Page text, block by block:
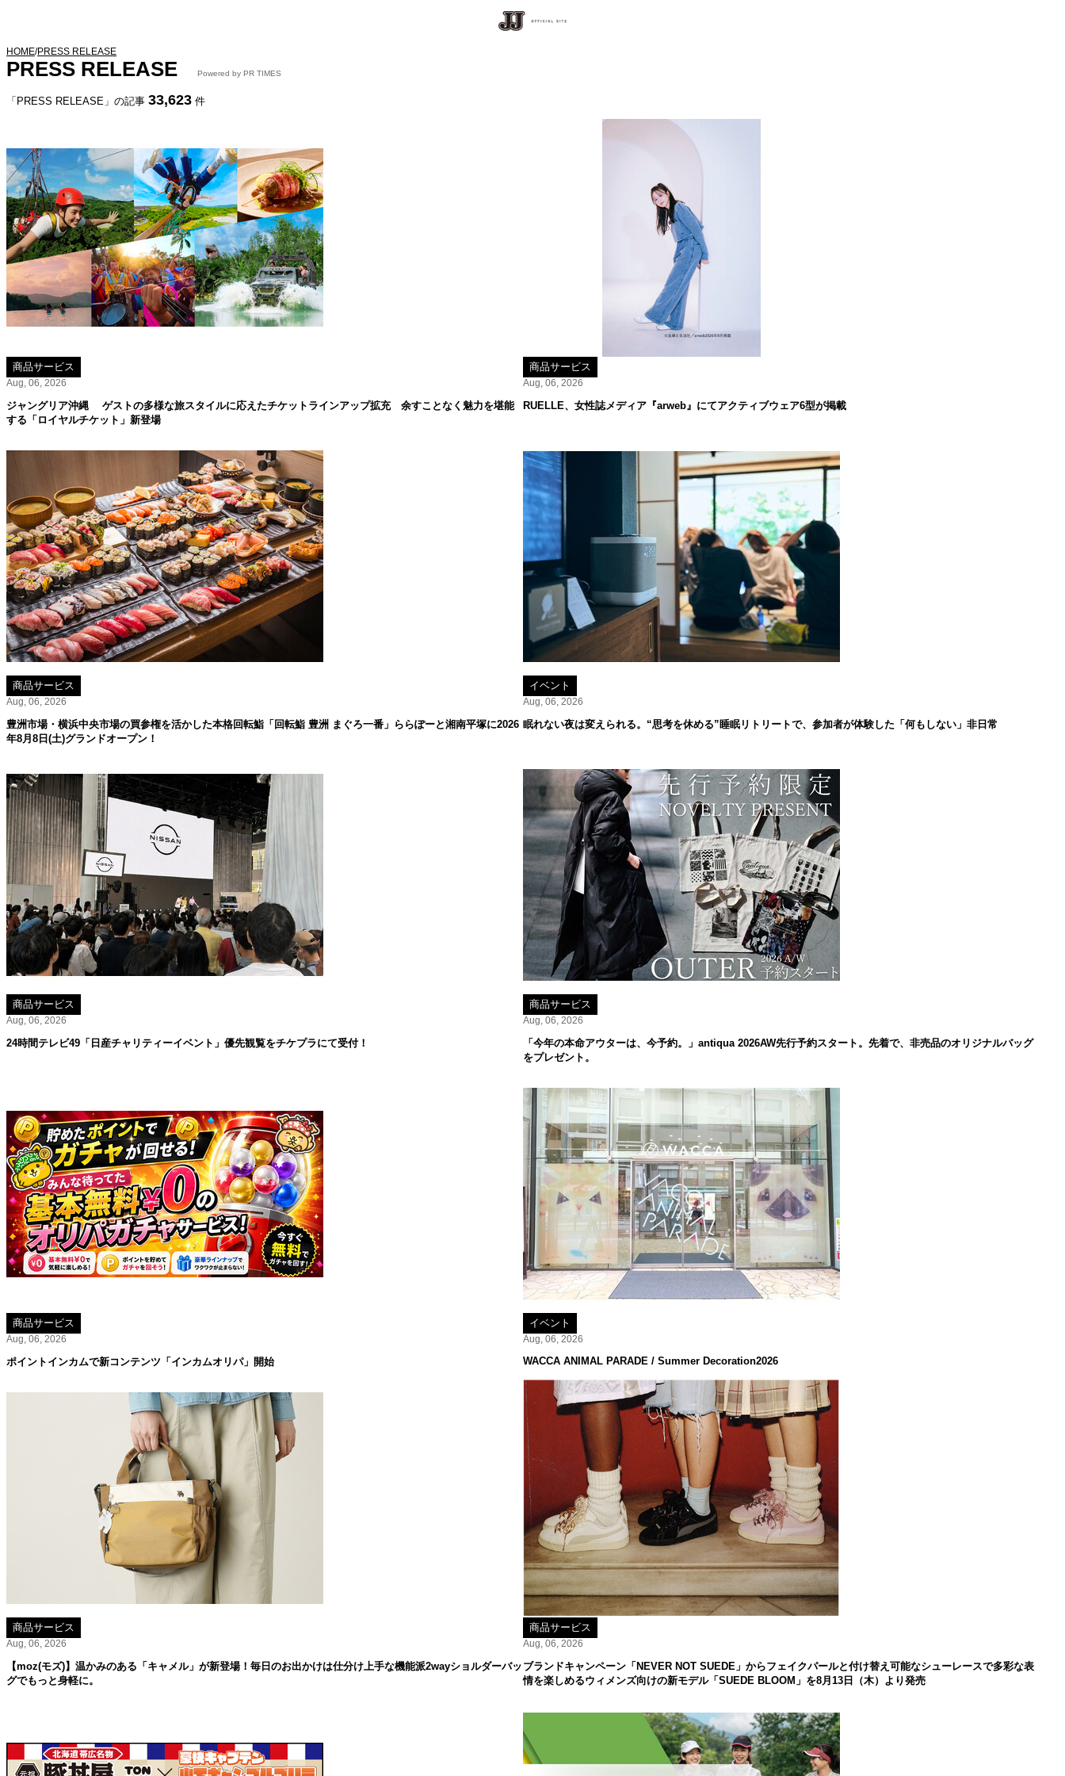
HOME/PRESS RELEASE
PRESS RELEASE Powered by PR TIMES
「PRESS RELEASE」の記事 33,623 件
商品サービス
Aug, 06, 2026
ジャングリア沖縄 ゲストの多様な旅スタイルに応えたチケットラインアップ拡充 余すことなく魅力を堪能
する「ロイヤルチケット」新登場
商品サービス
Aug, 06, 2026
RUELLE、女性誌メディア『arweb』にてアクティブウェア6型が掲載
商品サービス
Aug, 06, 2026
豊洲市場・横浜中央市場の買参権を活かした本格回転鮨「回転鮨 豊洲 まぐろ一番」ららぽーと湘南平塚に2026
年8月8日(土)グランドオープン！
イベント
Aug, 06, 2026
眠れない夜は変えられる。“思考を休める”睡眠リトリートで、参加者が体験した「何もしない」非日常
商品サービス
Aug, 06, 2026
24時間テレビ49「日産チャリティーイベント」優先観覧をチケプラにて受付！
商品サービス
Aug, 06, 2026
「今年の本命アウターは、今予約。」antiqua 2026AW先行予約スタート。先着で、非売品のオリジナルバッグ
をプレゼント。
商品サービス
Aug, 06, 2026
ポイントインカムで新コンテンツ「インカムオリパ」開始
イベント
Aug, 06, 2026
WACCA ANIMAL PARADE / Summer Decoration2026
商品サービス
Aug, 06, 2026
【moz(モズ)】温かみのある「キャメル」が新登場！毎日のお出かけは仕分け上手な機能派2wayショルダーバッ
グでもっと身軽に。
商品サービス
Aug, 06, 2026
ブランドキャンペーン「NEVER NOT SUEDE」からフェイクパールと付け替え可能なシューレースで多彩な表
情を楽しめるウィメンズ向けの新モデル「SUEDE BLOOM」を8月13日（木）より発売